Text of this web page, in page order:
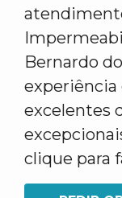
Bernardo
excelentes
clique para